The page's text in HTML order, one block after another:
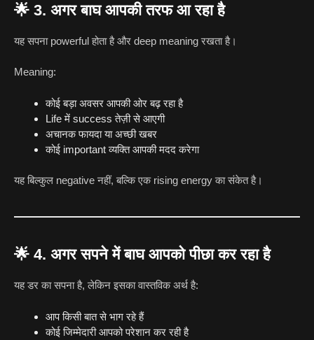
🌟 3. अगर बाघ आपकी तरफ आ रहा है
यह सपना powerful होता है और deep meaning रखता है।
Meaning:
कोई बड़ा अवसर आपकी ओर बढ़ रहा है
Life में success तेज़ी से आएगी
अचानक फायदा या अच्छी खबर
कोई important व्यक्ति आपकी मदद करेगा
यह बिल्कुल negative नहीं, बल्कि एक rising energy का संकेत है।
🌟 4. अगर सपने में बाघ आपको पीछा कर रहा है
यह डर का सपना है, लेकिन इसका वास्तविक अर्थ है:
आप किसी बात से भाग रहे हैं
कोई जिम्मेदारी आपको परेशान कर रही है